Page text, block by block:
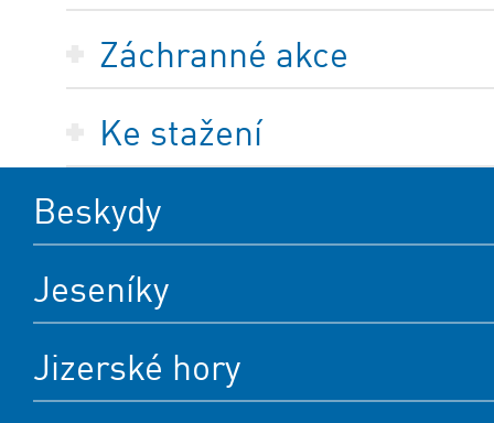
Záchranné akce
Ke stažení
Beskydy
Jeseníky
Jizerské hory